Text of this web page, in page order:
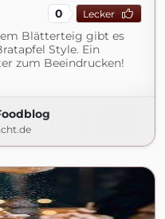
0 Lecker
Blätterteig gibt es
Style. Ein
zum Beeindrucken!